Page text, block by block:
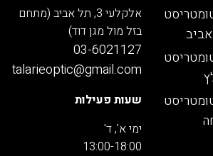
אלקלעי 3, תל אביב (מתחם
בזל מול מגן דוד)
03-6021127
talarieoptic@gmail.com
שעות פעילות
ימי א', ד'
13:00-18:00